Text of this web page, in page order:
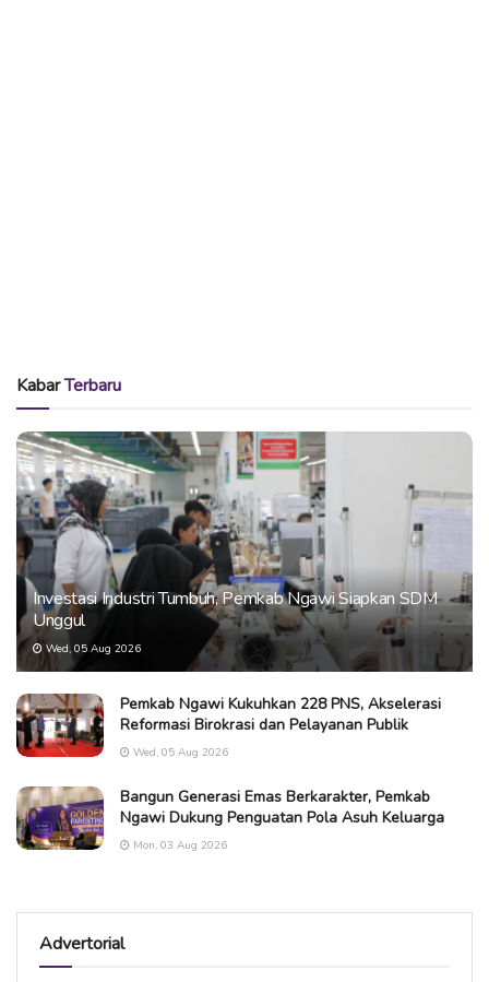
KabarTerbaru
Investasi Industri Tumbuh, Pemkab Ngawi Siapkan SDM
Unggul
Wed, 05 Aug 2026
Pemkab Ngawi Kukuhkan 228 PNS, Akselerasi
Reformasi Birokrasi dan Pelayanan Publik
Wed, 05 Aug 2026
Bangun Generasi Emas Berkarakter, Pemkab
Ngawi Dukung Penguatan Pola Asuh Keluarga
Mon, 03 Aug 2026
Advertorial